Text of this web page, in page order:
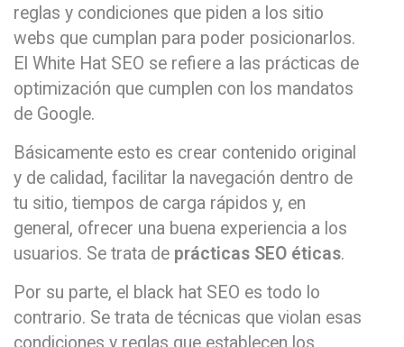
reglas y condiciones que piden a los sitio
webs que cumplan para poder posicionarlos.
El White Hat SEO se refiere a las prácticas de
optimización que cumplen con los mandatos
de Google.
Básicamente esto es crear contenido original
y de calidad, facilitar la navegación dentro de
tu sitio, tiempos de carga rápidos y, en
general, ofrecer una buena experiencia a los
usuarios. Se trata de prácticas SEO éticas.
Por su parte, el black hat SEO es todo lo
contrario. Se trata de técnicas que violan esas